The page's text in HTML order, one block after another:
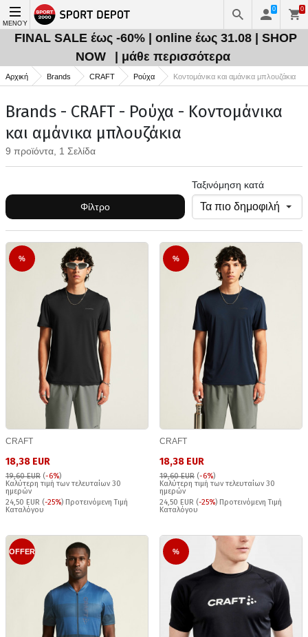
ΜΕΝΟΎ
0 0
FINAL SALE έως -60% | online έως 31.08 | SHOP
NOW
| μάθε περισσότερα
Αρχική Brands CRAFT Ρούχα Κοντομάνικα και αμάνικα μπλουζάκια
Brands - CRAFT - Ρούχα - Κοντομάνικα
και αμάνικα μπλουζάκια
9 προϊόντα, 1 Σελίδα
Φίλτρο
Ταξινόμηση κατά
%
CRAFT
18,38 EUR
19,60 EUR (-6%)
Καλύτερη τιμή των τελευταίων 30
ημερών
24,50 EUR (-25%) Προτεινόμενη Τιμή
Καταλόγου
%
CRAFT
18,38 EUR
19,60 EUR (-6%)
Καλύτερη τιμή των τελευταίων 30
ημερών
24,50 EUR (-25%) Προτεινόμενη Τιμή
Καταλόγου
OFFER %